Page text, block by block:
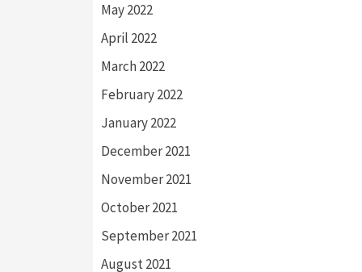
May 2022
April 2022
March 2022
February 2022
January 2022
December 2021
November 2021
October 2021
September 2021
August 2021